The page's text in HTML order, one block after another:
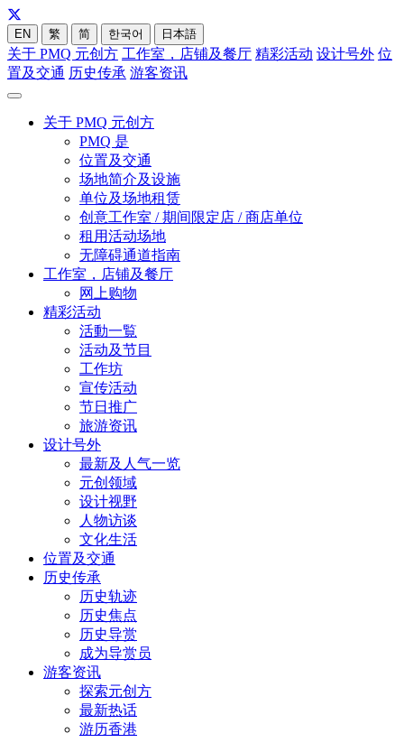
EN 繁 简 한국어 日本語
关于 PMQ 元创方 工作室，店铺及餐厅 精彩活动 设计号外 位
置及交通 历史传承 游客资讯
关于 PMQ 元创方
PMQ 是
位置及交通
场地简介及设施
单位及场地租赁
创意工作室 / 期间限定店 / 商店单位
租用活动场地
无障碍通道指南
工作室，店铺及餐厅
网上购物
精彩活动
活動一覧
活动及节目
工作坊
宣传活动
节日推广
旅游资讯
设计号外
最新及人气一览
元创领域
设计视野
人物访谈
文化生活
位置及交通
历史传承
历史轨迹
历史焦点
历史导赏
成为导赏员
游客资讯
探索元创方
最新热话
游历香港